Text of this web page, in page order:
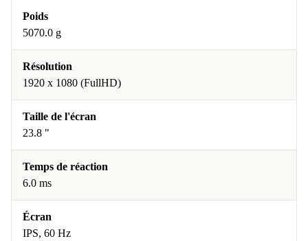
Poids
5070.0 g
Résolution
1920 x 1080 (FullHD)
Taille de l'écran
23.8 "
Temps de réaction
6.0 ms
Écran
IPS, 60 Hz